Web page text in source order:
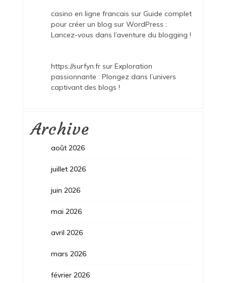
casino en ligne francais sur Guide complet
pour créer un blog sur WordPress :
Lancez-vous dans l’aventure du blogging !
https://surfyn.frsur Exploration
passionnante : Plongez dans l’univers
captivant des blogs !
Archive
août 2026
juillet 2026
juin 2026
mai 2026
avril 2026
mars 2026
février 2026